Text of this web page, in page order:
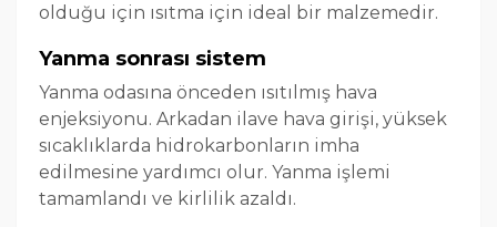
olduğu için ısıtma için ideal bir malzemedir.
Yanma sonrası sistem
Yanma odasına önceden ısıtılmış hava
enjeksiyonu. Arkadan ilave hava girişi, yüksek
sıcaklıklarda hidrokarbonların imha
edilmesine yardımcı olur. Yanma işlemi
tamamlandı ve kirlilik azaldı.